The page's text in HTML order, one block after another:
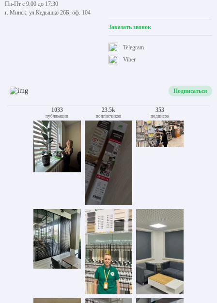
Пн-Пт с 9:00 до 17:30
г. Минск, ул.Кедышко 26Б, оф. 104
Заказать звонок
Viber
Telegram
Подписаться
1033
публикации
23.5k
подписчиков
353
подписок